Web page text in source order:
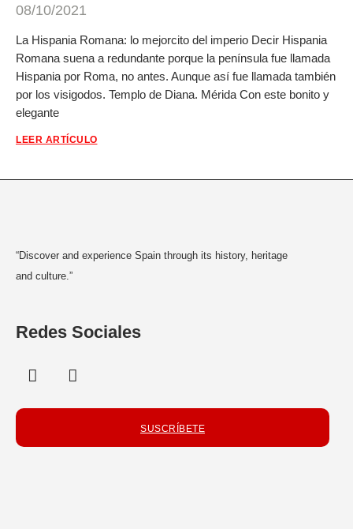
08/10/2021
La Hispania Romana: lo mejorcito del imperio Decir Hispania
Romana suena a redundante porque la península fue llamada
Hispania por Roma, no antes. Aunque así fue llamada también
por los visigodos. Templo de Diana. Mérida Con este bonito y
elegante
LEER ARTÍCULO
“Discover and experience Spain through its history, heritage
and culture.”
Redes Sociales
SUSCRÍBETE